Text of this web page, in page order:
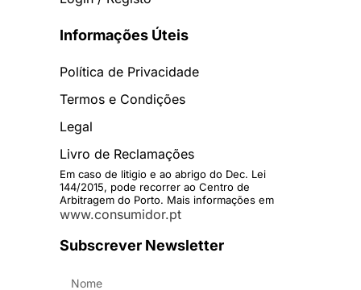
Informações Úteis
Política de Privacidade
Termos e Condições
Legal
Livro de Reclamações
Em caso de litigio e ao abrigo do Dec. Lei
144/2015, pode recorrer ao Centro de
Arbitragem do Porto. Mais informações em
www.consumidor.pt
Subscrever Newsletter